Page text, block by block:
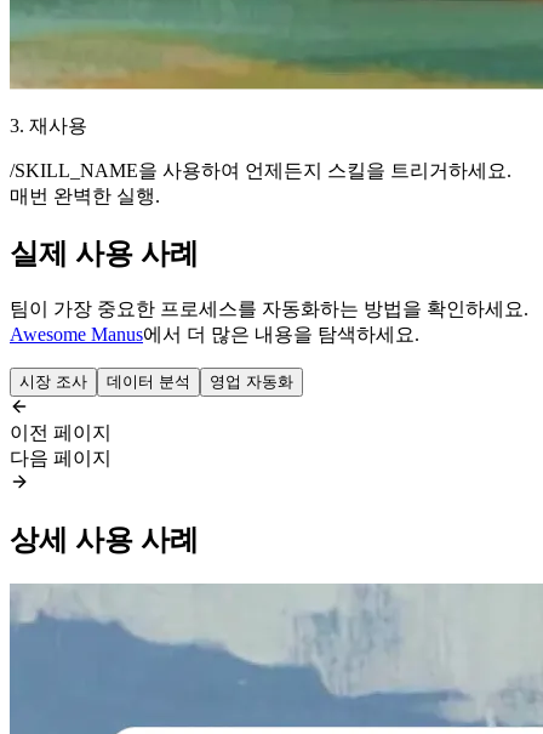
3. 재사용
/SKILL_NAME을 사용하여 언제든지 스킬을 트리거하세요.
매번 완벽한 실행.
실제 사용 사례
팀이 가장 중요한 프로세스를 자동화하는 방법을 확인하세요.
Awesome Manus에서 더 많은 내용을 탐색하세요.
시장 조사 데이터 분석 영업 자동화
이전 페이지
다음 페이지
상세 사용 사례